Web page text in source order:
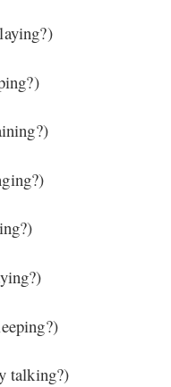
talking?)